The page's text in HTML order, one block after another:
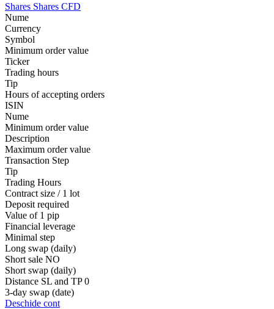
Shares Shares CFD
Nume
Currency
Symbol
Minimum order value
Ticker
Trading hours
Tip
Hours of accepting orders
ISIN
Nume
Minimum order value
Description
Maximum order value
Transaction Step
Tip
Trading Hours
Contract size / 1 lot
Deposit required
Value of 1 pip
Financial leverage
Minimal step
Long swap (daily)
Short sale NO
Short swap (daily)
Distance SL and TP 0
3-day swap (date)
Deschide cont